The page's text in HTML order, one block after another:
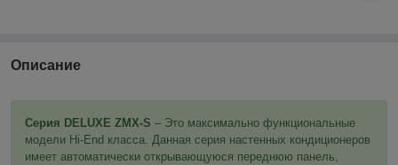
Описание
Серия DELUXE ZMX-S – Это максимально функциональные
модели Hi-End класса. Данная серия настенных кондиционеров
имеет автоматически открывающуюся переднюю панель,